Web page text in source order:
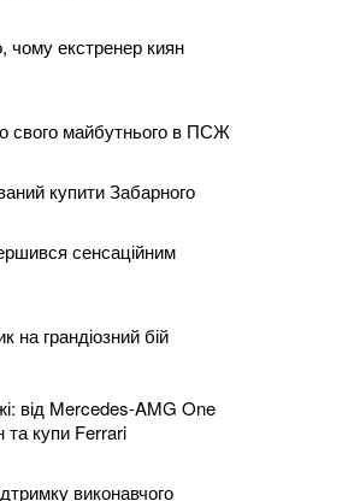
чому екстренер киян
свого майбутнього в ПСЖ
купити Забарного
сенсаційним
на грандіозний бій
від Mercedes-AMG One
купи Ferrari
виконавчого